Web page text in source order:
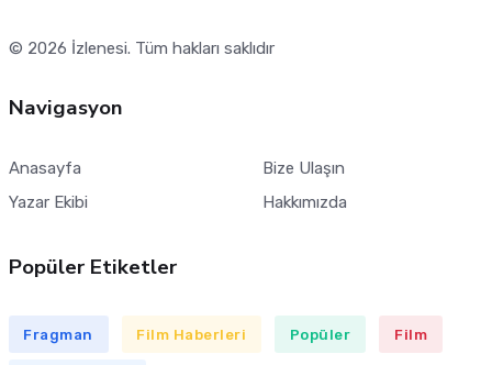
© 2026 İzlenesi. Tüm hakları saklıdır
Navigasyon
Anasayfa
Yazar Ekibi
Bize Ulaşın
Hakkımızda
Popüler Etiketler
Fragman Film Haberleri Popüler Film